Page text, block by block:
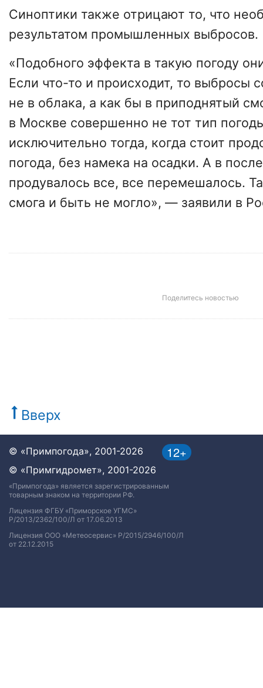
Синоптики также отрицают то, что
результатом промышленных выбросов.
«Подобного эффекта в такую погоду
Если что-то и происходит, то выбросы
не в облака, а как бы в приподнятый
в Москве совершенно не тот тип
исключительно тогда, когда стоит
погода, без намека на осадки. А в
продувалось все, все перемешалось.
смога и быть не могло», — заявили в
Поделитесь новостью
Вверх
12+
© «Примпогода», 2001-2026
© «Примгидромет», 2001-2026
«Примпогода» является зарегистрированным
товарным знаком на территории РФ.
Лицензия ФГБУ «Приморское УГМС»
Р/2013/2362/100/Л от 17.06.2013
Лицензия ООО «Метеосервис» Р/2015/2946/100/Л
от 22.12.2015